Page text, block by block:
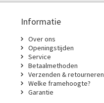
Informatie
Over ons
Openingstijden
Service
Betaalmethoden
Verzenden & retourneren
Welke framehoogte?
Garantie